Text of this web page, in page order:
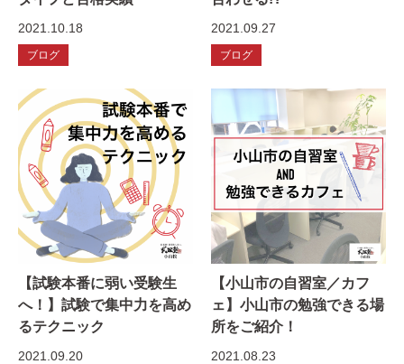
2021.10.18
ブログ
2021.09.27
ブログ
【試験本番に弱い受験生
へ！】試験で集中力を高め
るテクニック
2021.09.20
【小山市の自習室／カフ
ェ】小山市の勉強できる場
所をご紹介！
2021.08.23